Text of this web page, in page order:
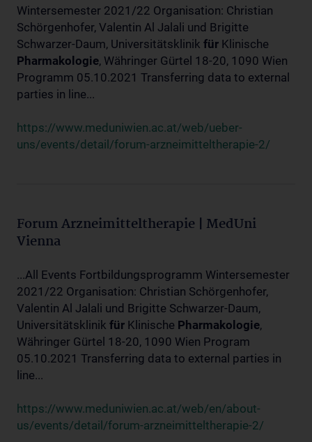
Wintersemester 2021/22 Organisation: Christian
Schörgenhofer, Valentin Al Jalali und Brigitte
Schwarzer-Daum, Universitätsklinik für Klinische
Pharmakologie, Währinger Gürtel 18-20, 1090 Wien
Programm 05.10.2021 Transferring data to external
parties in line...
https://www.meduniwien.ac.at/web/ueber-
uns/events/detail/forum-arzneimitteltherapie-2/
Forum Arzneimitteltherapie | MedUni
Vienna
...All Events Fortbildungsprogramm Wintersemester
2021/22 Organisation: Christian Schörgenhofer,
Valentin Al Jalali und Brigitte Schwarzer-Daum,
Universitätsklinik für Klinische Pharmakologie,
Währinger Gürtel 18-20, 1090 Wien Program
05.10.2021 Transferring data to external parties in
line...
https://www.meduniwien.ac.at/web/en/about-
us/events/detail/forum-arzneimitteltherapie-2/